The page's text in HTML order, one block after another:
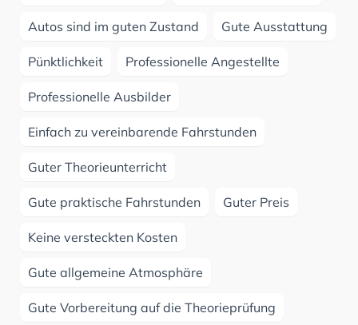
Autos sind im guten Zustand Gute Ausstattung
Pünktlichkeit Professionelle Angestellte
Professionelle Ausbilder
Einfach zu vereinbarende Fahrstunden
Guter Theorieunterricht
Gute praktische Fahrstunden Guter Preis
Keine versteckten Kosten
Gute allgemeine Atmosphäre
Gute Vorbereitung auf die Theorieprüfung